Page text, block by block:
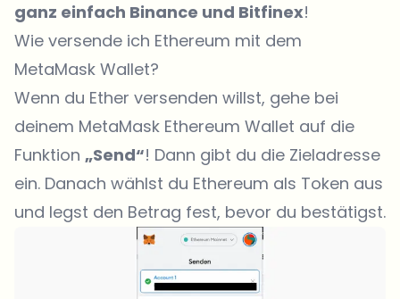
ganz einfach Binance und Bitfinex!
Wie versende ich Ethereum mit dem
MetaMask Wallet?
Wenn du Ether versenden willst, gehe bei
deinem MetaMask Ethereum Wallet auf die
Funktion „Send“! Dann gibt du die Zieladresse
ein. Danach wählst du Ethereum als Token aus
und legst den Betrag fest, bevor du bestätigst.